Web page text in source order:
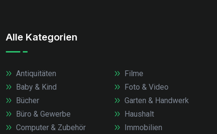
Alle Kategorien
Antiquitäten
Baby & Kind
Bücher
Büro & Gewerbe
Computer & Zubehör
Filme
Foto & Video
Garten & Handwerk
Haushalt
Immobilien